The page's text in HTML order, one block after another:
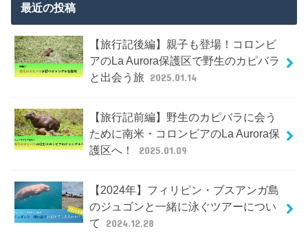
最近の投稿
【旅行記後編】親子も登場！コロンビ
アのLa Aurora保護区で野生のカピバラ
と出会う旅 2025.01.14
【旅行記前編】野生のカピバラに会う
ために南米・コロンビアのLa Aurora保
護区へ！
2025.01.09
【2024年】フィリピン・ブスアンガ島
のジュゴンと一緒に泳ぐツアーについ
て
2024.12.28